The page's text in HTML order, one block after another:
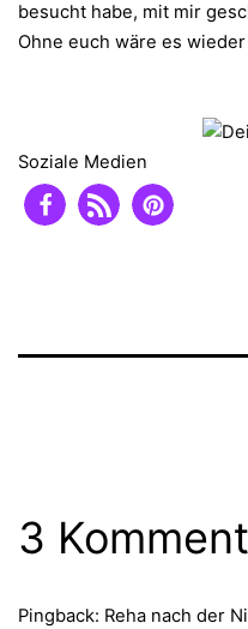
besucht habe, mit mir
Ohne euch wäre es
Soziale Medien
3
Pingback: Reha nach der